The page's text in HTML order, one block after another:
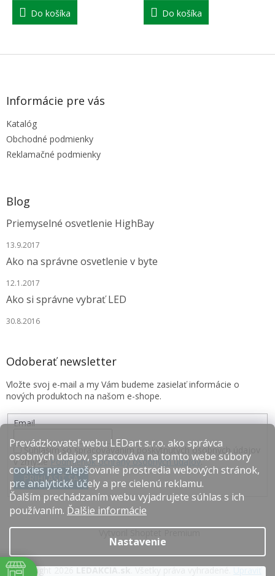
Prevádzkovateľ webu LEDart s.r.o. ako správca
osobných údajov, spracováva na tomto webe súbory
cookies pre zlepšovanie prostredia webových stránok,
pre analytické účely a pre cielenú reklamu.
Ďalším prechádzaním webu vyjadrujete súhlas s ich
používaním. Ďalšie informácie
Nastavenie
Do košíka Do košíka
Z
Informácie pre vás
Katalóg
Obchodné podmienky
Reklamačné podmienky
Blog
Priemyselné osvetlenie HighBay
13.9.2017
Ako na správne osvetlenie v byte
12.1.2017
Ako si správne vybrať LED
30.8.2016
Odoberať newsletter
Vložte svoj e-mail a my Vám budeme zasielať informácie o
nových produktoch na našom e-shope.
Email
Súhlasím so spracovávaním poskytnutých osobných údajov
v zmysle Podmienok ochrany osobných údajov.
PRIHLÁSIŤ SA
Copyright 2026LEDAKCIA.sk. Všetky práva vyhradené.Upraviť